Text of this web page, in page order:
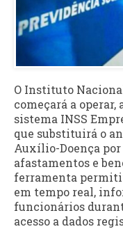
O Instituto
começará a
sistema INSS
que substituirá o
Auxílio-Doença por
afastamentos e
ferramenta
em tempo real,
funcionários
acesso a dados